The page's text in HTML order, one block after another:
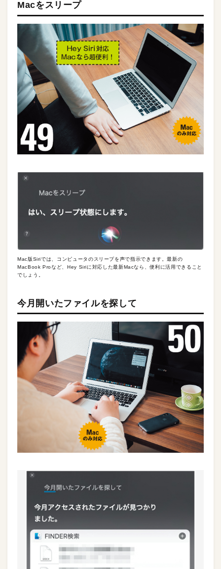
Macをスリープ
Mac版Siriでは、コンピュータのスリープを声で指示できます。最新の
MacBook Proなど、Hey Siriに対応した最新Macなら、便利に活用できること
でしょう。
今月開いたファイルを探して